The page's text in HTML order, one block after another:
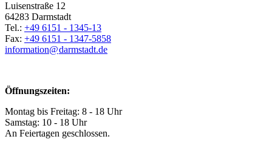
Luisenstraße 12
64283 Darmstadt
Tel.: +49 6151 - 1345-13
Fax: +49 6151 - 1347-5858
information@darmstadt.de
Öffnungszeiten:
Montag bis Freitag: 8 - 18 Uhr
Samstag: 10 - 18 Uhr
An Feiertagen geschlossen.